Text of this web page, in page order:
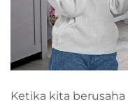
Ketika kita